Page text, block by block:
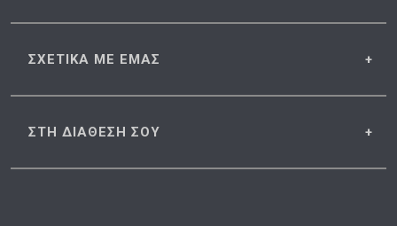
ΣΧΕΤΙΚΑ ΜΕ ΕΜΑΣ
ΣΤΗ ΔΙΑΘΕΣΗ ΣΟΥ